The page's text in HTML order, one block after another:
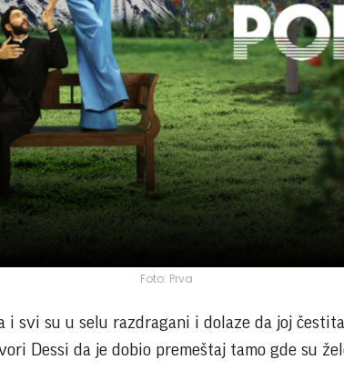
Foto: Prva
i svi su u selu razdragani i dolaze da joj
Dessi da je dobio premeštaj tamo gde su